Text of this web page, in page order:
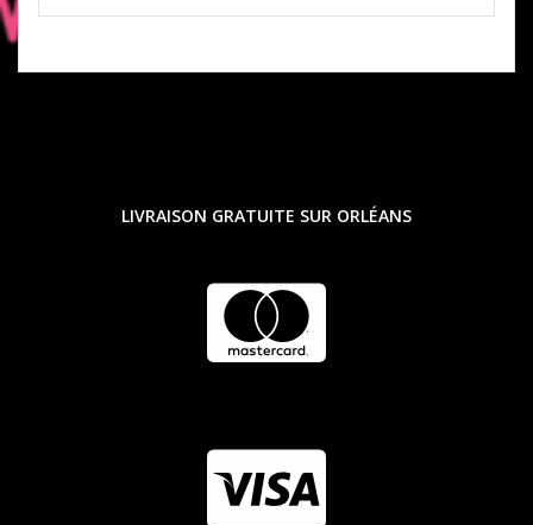
LIVRAISON GRATUITE SUR ORLÉANS